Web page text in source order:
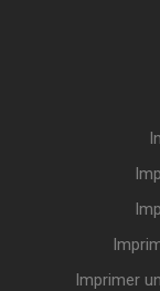
Imprimer